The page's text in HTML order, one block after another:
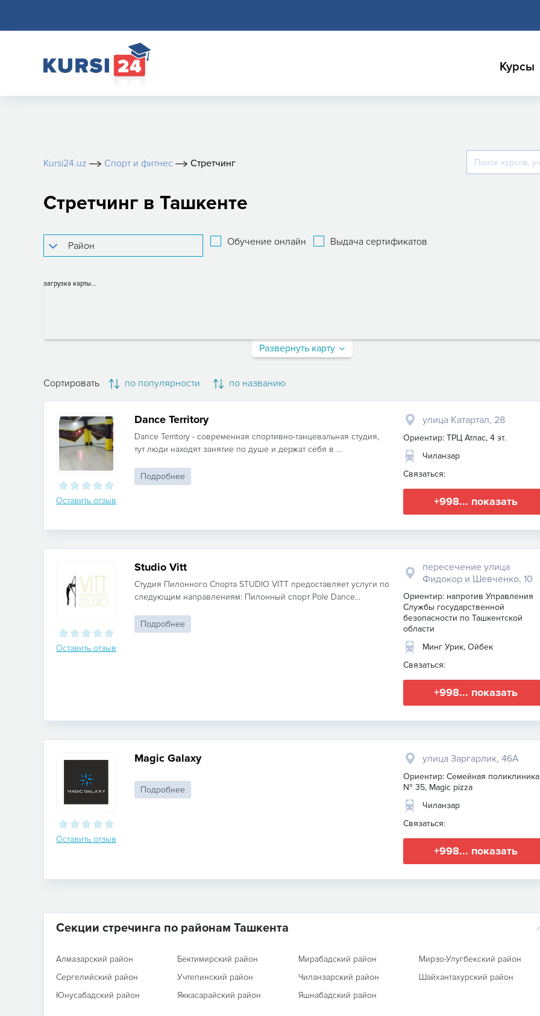
Курсы
Kursi24.uz Спорт и фитнес Стретчинг
Стретчинг в Ташкенте
Обучение онлайн Выдача сертификатов
загрузка карты...
Развернуть карту
Сортировать по популярности по названию
Оставить отзыв
Dance Territory
Dance Territory - современная спортивно-танцевальная студия,
тут люди находят занятие по душе и держат себя в ...
Подробнее
улица Катартал, 28
Ориентир: ТРЦ Атлас, 4 эт.
Чиланзар
Связаться:
+998... показать
Оставить отзыв
Studio Vitt
Студия Пилонного Спорта STUDIO VITT предоставляет услуги по
следующим направлениям: Пилонный спорт Pole Dance...
Подробнее
пересечение улица
Фидокор и Шевченко, 10
Ориентир: напротив Управления
Службы государственной
безопасности по Ташкентской
области
Минг Урик, Ойбек
Связаться:
+998... показать
Оставить отзыв
Magic Galaxy
Подробнее
улица Заргарлик, 46А
Ориентир: Семейная поликлиника
№ 35, Magic pizza
Чиланзар
Связаться:
+998... показать
Секции стречинга по районам Ташкента
Алмазарский район Бектимирский район Мирабадский район
Мирзо-Улугбекский район
Сергелийский район
Учтепинский район Чиланзарский район
Шайхантахурский район
Юнусабадский район
Яккасарайский район Яшнабадский район